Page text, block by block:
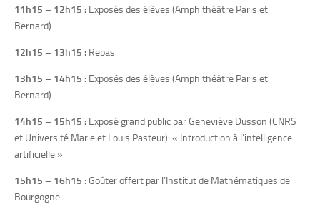
11h15 – 12h15 : Exposés des élèves (Amphithéâtre Paris et
Bernard).
12h15 – 13h15 : Repas.
13h15 – 14h15 : Exposés des élèves (Amphithéâtre Paris et
Bernard).
14h15 – 15h15 : Exposé grand public par Geneviève Dusson (CNRS
et Université Marie et Louis Pasteur): « Introduction à l’intelligence
artificielle »
15h15 – 16h15 :Goûter offert par l’Institut de Mathématiques de
Bourgogne.